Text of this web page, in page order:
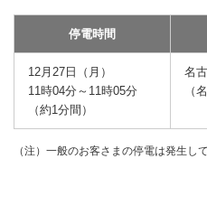
停電時間
12月27日（月）
11時04分～11時05分
（約1分間）
名
（
（注）一般のお客さまの停電は発生し